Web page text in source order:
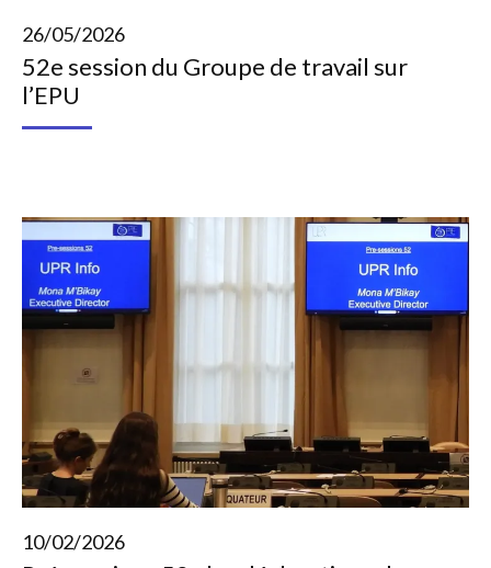
26/05/2026
52e session du Groupe de travail sur
l’EPU
10/02/2026